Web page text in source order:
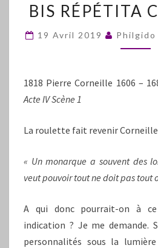
BIS RÉPÉTITA
19 Avril 2019 Philgido
1818 Pierre Corneille 1606 –
Acte IV Scène 1
La roulette fait revenir
« Un monarque a souvent des
veut pouvoir tout ne doit pas tout
A qui donc pourrait-on à
indication ? Je me demande.
personnalités sous la